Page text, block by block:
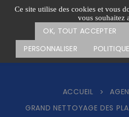
Ce site utilise des cookies et vous
vous souhaitez
OK, TOUT ACCEPTER
PERSONNALISER
Passer
CARTE DES ACTIONS
ACCUEIL >
GRAND NETTOYAGE DES